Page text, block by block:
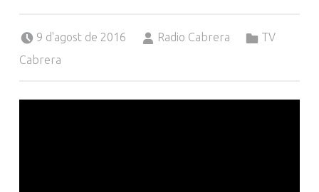
9 d'agost de 2016
Radio Cabrera
TV
Cabrera